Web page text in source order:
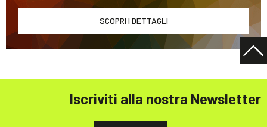
SCOPRI I DETTAGLI
Iscriviti alla nostra Newsletter